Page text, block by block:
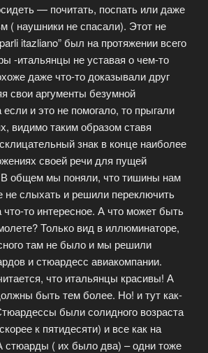
— почитать, поспать или даже
( наушники не спасали). Этот не
itazliano” был на протяжении всего
-итальянцы не уставая о чем-то
даже что-то доказывали друг
свои аргументы безумной
и это не помогало, то прыгали
видимо таким образом ставя
знак в конце наиболее
своей речи для пущей
В общем мы поняли, что тишины нам
не слыхать и решили переключить
то интересное. А что может быть
Только вид в иллюминаторе,
там не было и мы решили
и стюардесс авиакомпании.
что итальянцы красивы! А
быть тем более. Но! и тут как-
были солидного возраста
к пятидесяти) и все как на
стюарды ( их было два) – одни тоже